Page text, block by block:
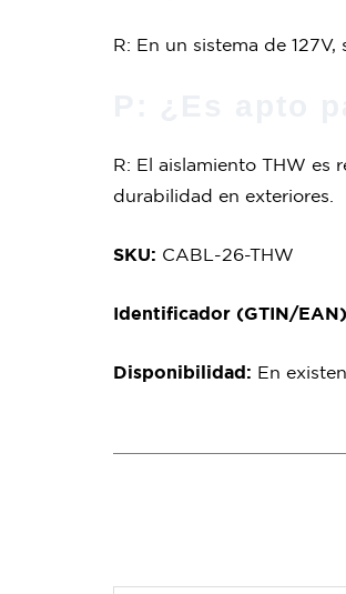
R: En un sistema de
R: El aislamiento THW es
durabilidad en exteriores.
SKU: CABL-26-THW
Identificador (GTIN/
Disponibilidad: En